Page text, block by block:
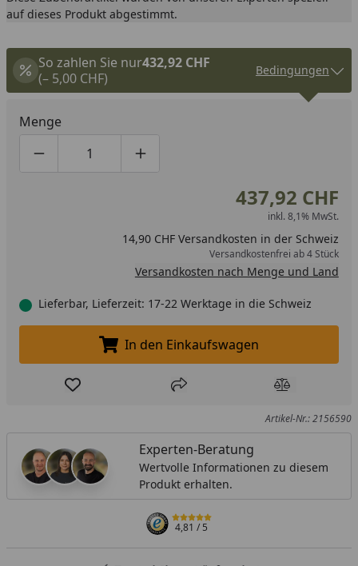
auf dieses Produkt abgestimmt.
So zahlen Sie nur432,92 CHF
(– 5,00 CHF)
Bedingungen
Menge
Produktmenge um eins verringern
Produktmenge manuell eingeben
Produktmenge um eins erhöhen
437,92 CHF
inkl. 8,1% MwSt.
14,90 CHF Versandkosten in der Schweiz
Versandkostenfrei ab 4 Stück
Versandkosten nach Menge und Land
Lieferbar, Lieferzeit: 17-22 Werktage in die Schweiz
In den Einkaufswagen legen
In den Einkaufswagen
Produkt zur Wunschliste hinzufügen
Teilen Produkt
Artikel-Nr.: 2156590
Experten-Beratung
Wertvolle Informationen zu diesem
Produkt erhalten.
4,81/ 5